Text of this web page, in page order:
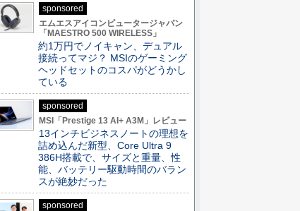
sponsored
エムエスアイコンピュータージャパン
「MAESTRO 500 WIRELESS」
約1万円でノイキャン、デュアル
接続ってマジ？ MSIのゲーミング
ヘッドセットのコスパがどうかし
ている
sponsored
MSI「Prestige 13 AI+ A3M」レビュー
13インチビジネスノートの理想を
詰め込んだ新型、Core Ultra 9
386H搭載で、サイズと重量、性
能、バッテリー駆動時間のバラン
スが絶妙だった
sponsored